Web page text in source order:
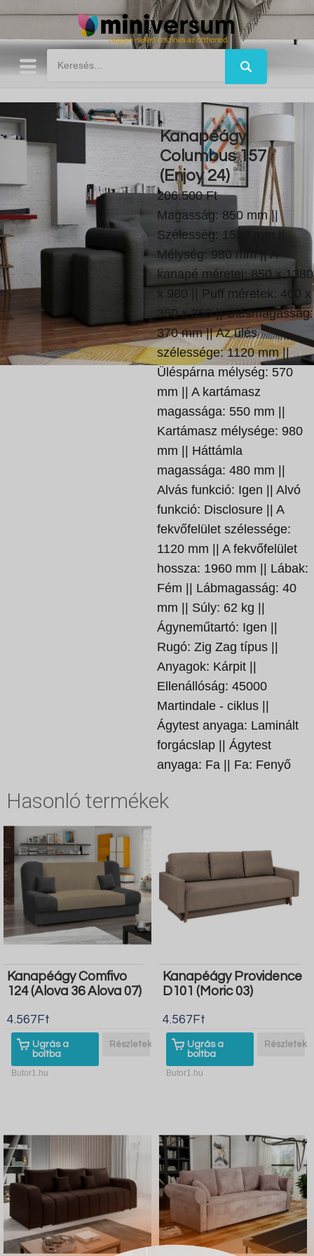
Kanapéágy
Columbus 157
(Enjoy 24)
206.500 Ft
Magasság: 850 mm ||
Szélesség: 1580 mm ||
Mélység: 980 mm || A
kanapé méretei: 850 x 1380
x 980 || Puff méretek: 400 x
350 x 350 || Ülésmagasság:
370 mm || Az ülés
szélessége: 1120 mm ||
Üléspárna mélység: 570
mm || A kartámasz
magassága: 550 mm ||
Kartámasz mélysége: 980
mm || Háttámla
magassága: 480 mm ||
Alvás funkció: Igen || Alvó
funkció: Disclosure || A
fekvőfelület szélessége:
1120 mm || A fekvőfelület
hossza: 1960 mm || Lábak:
Fém || Lábmagasság: 40
mm || Súly: 62 kg ||
Ágyneműtartó: Igen ||
Rugó: Zig Zag típus ||
Anyagok: Kárpit ||
Ellenállóság: 45000
Martindale - ciklus ||
Ágytest anyaga: Laminált
forgácslap || Ágytest
anyaga: Fa || Fa: Fenyő
Hasonló termékek
Kanapéágy Comfivo
124 (Alova 36 Alova 07)
4.567Ft
Ugrás a
boltba
Részletek
Butor1.hu
Kanapéágy Providence
D101 (Moric 03)
4.567Ft
Ugrás a
boltba
Részletek
Butor1.hu